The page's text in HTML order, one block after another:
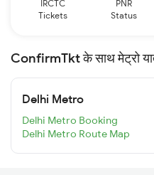
IRCTC
Tickets
PNR
Status
ConfirmTkt के साथ मेट्रो
Delhi Metro
Delhi Metro Booking
Delhi Metro Route Map